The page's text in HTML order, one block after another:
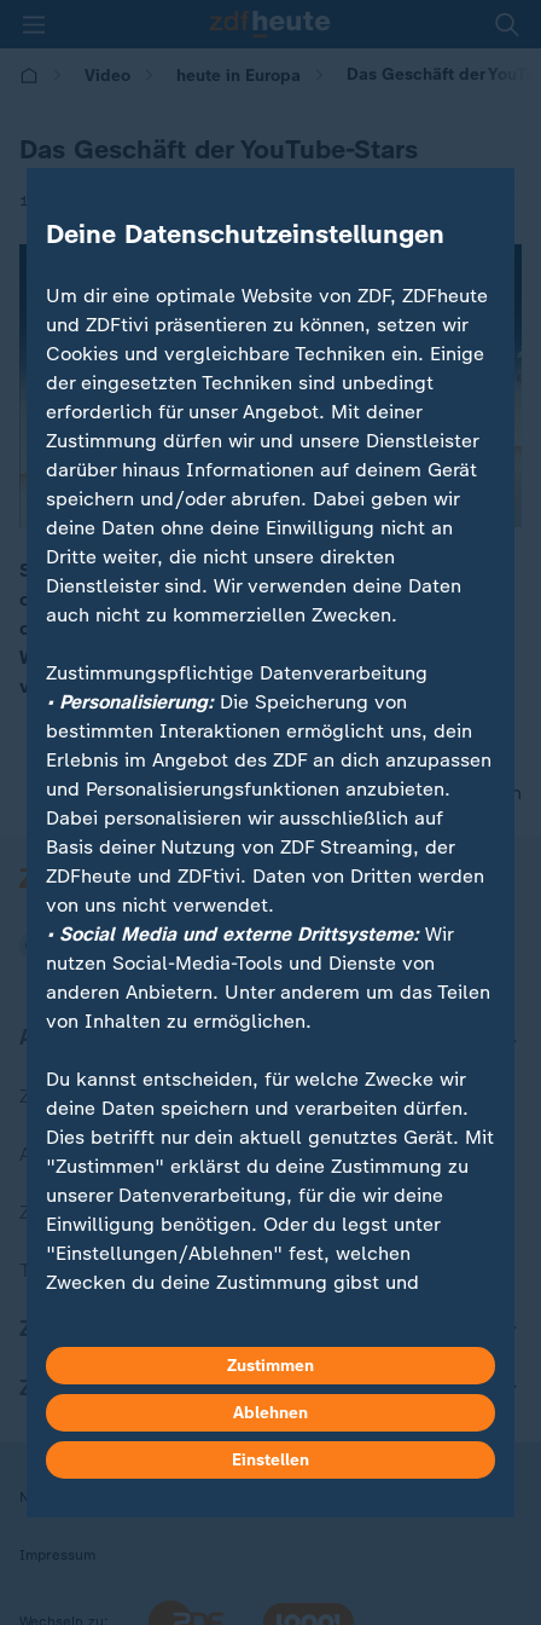
Video heute in Europa Das Geschäft der
Das Geschäft der YouTube-Stars
16.06.2017 | 16:00
00:05
Sie geben Schminktipps, veröffentlichen Musikvideos
oder kommentieren Videogames: YouTube-Stars sind
dick im Geschäft. Tanya Burr ist eine von ihnen. Mit
Werbedeals, eigener Kosmetiklinie und Büchern
verdient sie Millionen.
nach oben
Zuletzt veröffentlicht
Aktuelle Sendungs-Videos
ZDFheute Stories
Themen im Überblick
ZDFheute Apps
Nutzungsbedingungen
Impressum
Wechseln zu:
Deine Datenschutzeinstellungen
Um dir eine optimale Website von ZDF, ZDFheute
und ZDFtivi präsentieren zu können, setzen wir
Cookies und vergleichbare Techniken ein. Einige
der eingesetzten Techniken sind unbedingt
erforderlich für unser Angebot. Mit deiner
Zustimmung dürfen wir und unsere Dienstleister
darüber hinaus Informationen auf deinem Gerät
speichern und/oder abrufen. Dabei geben wir
deine Daten ohne deine Einwilligung nicht an
Dritte weiter, die nicht unsere direkten
Dienstleister sind. Wir verwenden deine Daten
auch nicht zu kommerziellen Zwecken.
Zustimmungspflichtige Datenverarbeitung
• Personalisierung:Die Speicherung von
bestimmten Interaktionen ermöglicht uns, dein
Erlebnis im Angebot des ZDF an dich anzupassen
und Personalisierungsfunktionen anzubieten.
Dabei personalisieren wir ausschließlich auf
Basis deiner Nutzung von ZDF Streaming, der
ZDFheute und ZDFtivi. Daten von Dritten werden
von uns nicht verwendet.
• Social Media und externe Drittsysteme:Wir
nutzen Social-Media-Tools und Dienste von
anderen Anbietern. Unter anderem um das Teilen
von Inhalten zu ermöglichen.
Du kannst entscheiden, für welche Zwecke wir
deine Daten speichern und verarbeiten dürfen.
Dies betrifft nur dein aktuell genutztes Gerät. Mit
"Zustimmen" erklärst du deine Zustimmung zu
unserer Datenverarbeitung, für die wir deine
Einwilligung benötigen. Oder du legst unter
"Einstellungen/Ablehnen" fest, welchen
Zwecken du deine Zustimmung gibst und
in deinen Einstellungen widerrufen oder ändern.
Hier findest du das Impressum.
Weitere Informationen findest du in unserer
Datenschutzerklärung.
Zustimmen
Ablehnen
Einstellen